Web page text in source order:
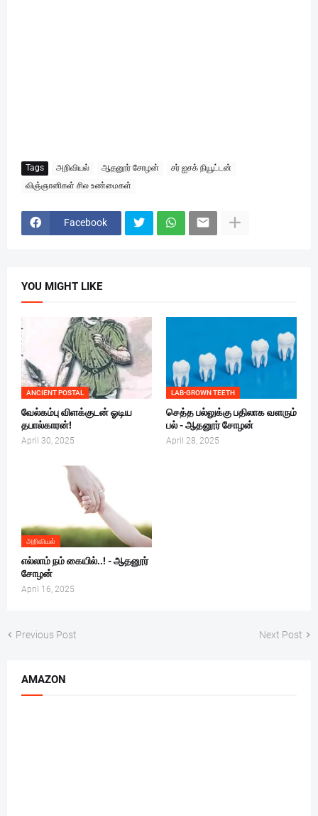
Tags அறிவியல் ஆதனூர் சோழன்
சர் ஐசக் நியூட்டன்
விஞ்ஞானிகள் சில உண்மைகள்
Facebook
YOU MIGHT LIKE
ANCIENT POSTAL
வேல்கம்பு விளக்குடன் ஓடிய
தபால்காரன்!
April 30, 2025
LAB-GROWN TEETH
செத்த பல்லுக்கு பதிலாக வளரும்
பல் - ஆதனூர் சோழன்
April 28, 2025
அறிவியல்
எல்லாம் நம் கையில்..! - ஆதனூர்
சோழன்
April 16, 2025
Previous Post Next Post
AMAZON